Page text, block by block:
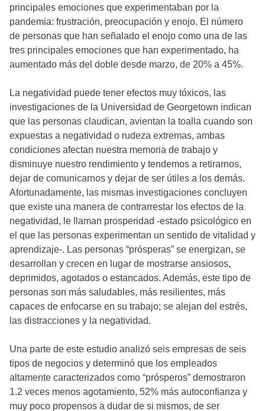
principales emociones que experimentaban por la
pandemia: frustración, preocupación y enojo. El número
de personas que han señalado el enojo como una de las
tres principales emociones que han experimentado, ha
aumentado más del doble desde marzo, de 20% a 45%.
La negatividad puede tener efectos muy tóxicos, las
investigaciones de la Universidad de Georgetown indican
que las personas claudican, avientan la toalla cuando son
expuestas a negatividad o rudeza extremas, ambas
condiciones afectan nuestra memoria de trabajo y
disminuye nuestro rendimiento y tendemos a retirarnos,
dejar de comunicarnos y dejar de ser útiles a los demás.
Afortunadamente, las mismas investigaciones concluyen
que existe una manera de contrarrestar los efectos de la
negatividad, le llaman prosperidad -estado psicológico en
el que las personas experimentan un sentido de vitalidad y
aprendizaje-. Las personas “prósperas” se energizan, se
desarrollan y crecen en lugar de mostrarse ansiosos,
deprimidos, agotados o estancados. Además, este tipo de
personas son más saludables, más resilientes, más
capaces de enfocarse en su trabajo; se alejan del estrés,
las distracciones y la negatividad.
Una parte de este estudio analizó seis empresas de seis
tipos de negocios y determinó que los empleados
altamente caracterizados como “prósperos” demostraron
1.2 veces menos agotamiento, 52% más autoconfianza y
muy poco propensos a dudar de si mismos, de ser